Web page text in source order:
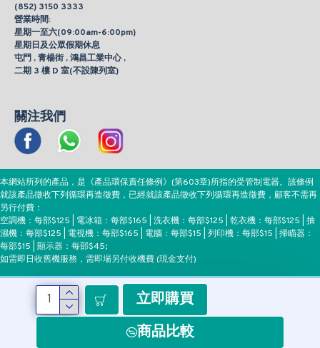
立即購買
商品比較
(852) 3150 3333
營業時間:
星期一至六(09:00am-6:00pm)
星期日及公眾假期休息
屯門 , 青楊街 , 鴻昌工業中心 ,
二期 3 樓 D 室(不設陳列室)
關注我們
本網站所列的產品，是《產品環保責任條例》(第603章)所指的受管制電器。該條例
就該產品徵收下列循環再造徵費，已經就該產品徵收下列循環再造徵費，顧客不需再
另行付費：
空調機：每部$125 | 電冰箱：每部$165 | 洗衣機：每部$125 | 乾衣機：每部$125 | 抽
濕機：每部$125 | 電視機：每部$165 | 電腦：每部$15 | 列印機：每部$15 | 掃瞄器：
每部$15 | 顯示器：每部$45;
如需即日收舊機服務，需即場另付收機費 (現金支付)